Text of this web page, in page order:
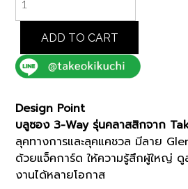
3WAY
GLENCHECK
DOWN
LINER
JACKET
(93154510)
quantity
ADD TO CART
Design Point
บลูซอง 3-Way รุ่นคลาสสิกจาก
ลุคทางการและลุคแคชวล มีลาย
ด้วยแจ็คการ์ด ให้ความรู้สึกผู้ใหญ่ ดู
งานได้หลายโอกาส